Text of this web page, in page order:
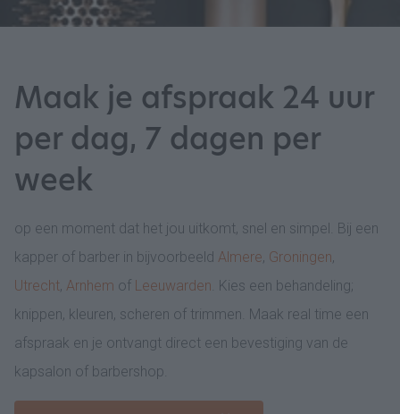
Maak je afspraak 24 uur
per dag, 7 dagen per
week
op een moment dat het jou uitkomt, snel en simpel. Bij een
kapper of barber in bijvoorbeeld Almere, Groningen,
Utrecht, Arnhem of Leeuwarden . Kies een behandeling;
knippen, kleuren, scheren of trimmen. Maak real time een
afspraak en je ontvangt direct een bevestiging van de
kapsalon of barbershop.